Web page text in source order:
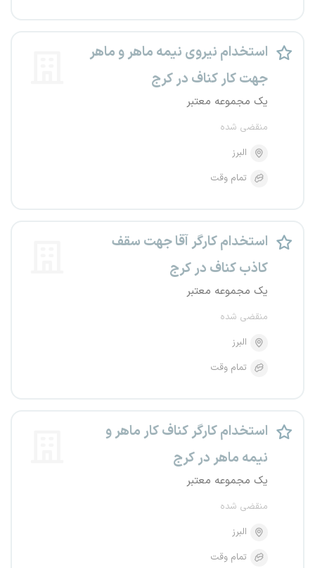
استخدام نیروی نیمه ماهر و ماهر
جهت کار کناف در کرج
یک مجموعه معتبر
منقضی شده
البرز
تمام وقت
استخدام کارگر آقا جهت سقف
کاذب کناف در کرج
یک مجموعه معتبر
منقضی شده
البرز
تمام وقت
استخدام کارگر کناف کار ماهر و
نیمه ماهر در کرج
یک مجموعه معتبر
منقضی شده
البرز
تمام وقت